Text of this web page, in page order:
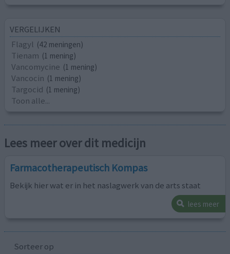
VERGELIJKEN
Flagyl (42 meningen)
Tienam (1 mening)
Vancomycine (1 mening)
Vancocin (1 mening)
Targocid (1 mening)
Toon alle...
Lees meer over dit medicijn
Farmacotherapeutisch Kompas
Bekijk hier wat er in het naslagwerk van de arts staat
lees meer
Sorteer op